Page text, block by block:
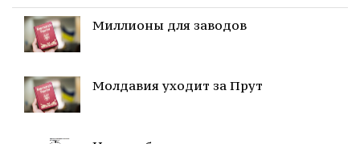
Миллионы для заводов
Молдавия уходит за Прут